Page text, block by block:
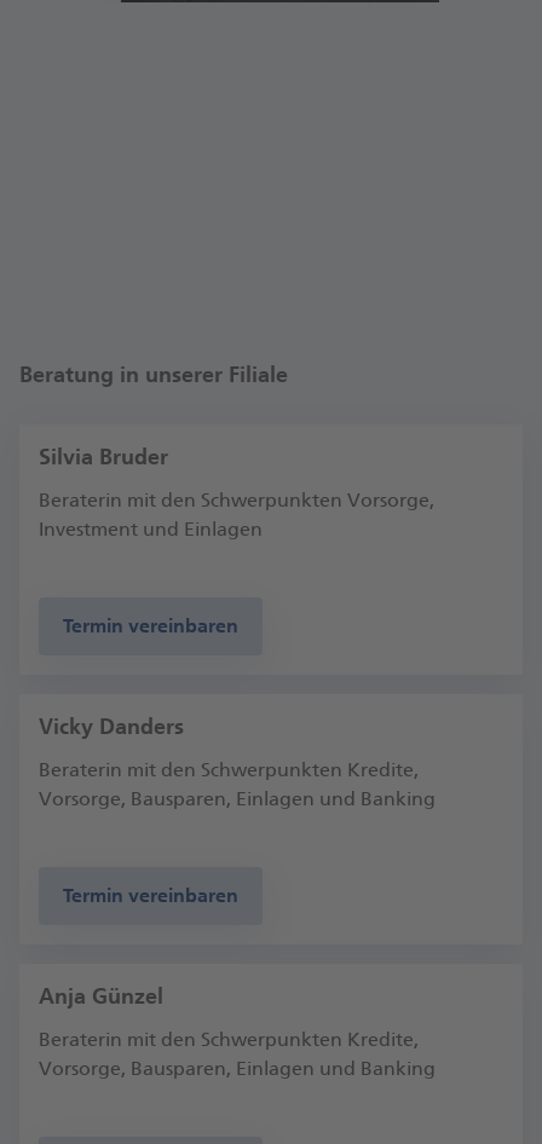
Auch außerhalb der Filiale sind wir für Sie da – mit
unseren digitalen Services sogar rund um die Uhr.
Beratung in unserer Filiale
Silvia Bruder
Beraterin mit den Schwerpunkten Vorsorge,
Investment und Einlagen
Termin vereinbaren
Vicky Danders
Beraterin mit den Schwerpunkten Kredite,
Vorsorge, Bausparen, Einlagen und Banking
Termin vereinbaren
Anja Günzel
Beraterin mit den Schwerpunkten Kredite,
Vorsorge, Bausparen, Einlagen und Banking